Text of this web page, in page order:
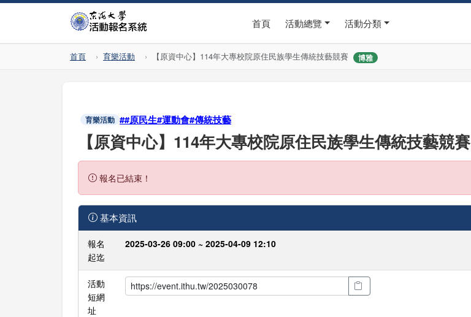
首頁 活動總覽 活動分類
首頁 育樂活動 【原資中心】114年大專校院原住民族學生傳統技藝競賽 博雅
育樂活動 ##原民生#運動會#傳統技藝
【原資中心】114年大專校院原住民族學生傳統技藝競賽
報名已結束！
基本資訊
報名
起迄
2025-03-26 09:00 ~ 2025-04-09 12:10
活動
短網
址